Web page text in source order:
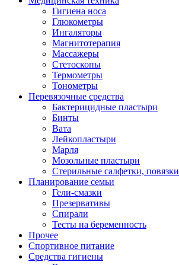
Гигиена носа
Глюкометры
Ингаляторы
Магнитотерапия
Массажеры
Стетоскопы
Термометры
Тонометры
Перевязочные средства
Бактерицидные пластыри
Бинты
Вата
Лейкопластыри
Марля
Мозольные пластыри
Стерильные салфетки, повязки
Планирование семьи
Гели-смазки
Презервативы
Спирали
Тесты на беременность
Прочее
Спортивное питание
Средства гигиены